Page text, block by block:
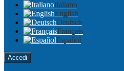
Italiano
English
Deutsch
Français
Español
Accedi